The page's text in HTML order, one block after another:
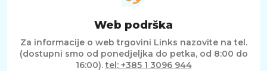
Web podrška
Za informacije o web trgovini Links nazovite na tel.
(dostupni smo od ponedjeljka do petka, od 8:00 do
16:00).tel: +385 1 3096 944